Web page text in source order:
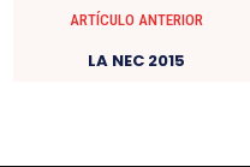
ARTÍCULO ANTERIOR
LA NEC 2015